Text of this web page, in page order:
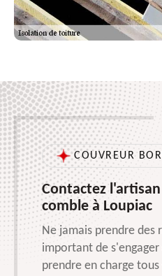
COUVREUR
Contactez
comble à Loupiac
Ne jamais prendre des
important de
prendre en charge